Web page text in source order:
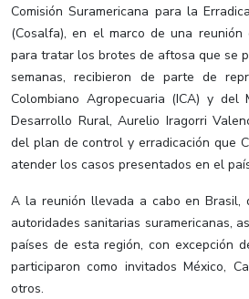
Comisión Suramericana para la
(Cosalfa), en el marco de una reunión
para tratar los brotes de aftosa que se
semanas, recibieron de parte de
Colombiano Agropecuaria (ICA) y
Desarrollo Rural, Aurelio Iragorri
del plan de control y erradicación que
atender los casos presentados en el
A la reunión llevada a cabo en Brasil,
autoridades sanitarias suramericanas,
países de esta región, con excepción
participaron como invitados México,
otros.